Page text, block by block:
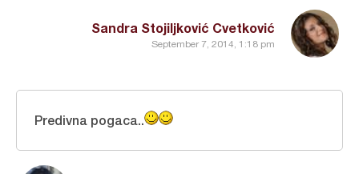
Sandra Stojiljković Cvetković
September 7, 2014, 1:18 pm
Predivna pogaca..